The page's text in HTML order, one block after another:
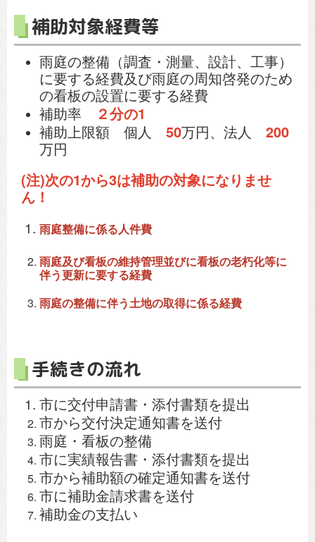
補助対象経費等
雨庭の整備（調査・測量、設計、工事）
に要する経費及び雨庭の周知啓発のため
の看板の設置に要する経費
補助率
２分の1
補助上限額 個人 50万円、法人 200
万円
(注)次の1から3は補助の対象になりませ
ん！
雨庭整備に係る人件費
雨庭及び看板の維持管理並びに看板の老朽化等に
伴う更新に要する経費
雨庭の整備に伴う土地の取得に係る経費
手続きの流れ
市に交付申請書・添付書類を提出
市から交付決定通知書を送付
雨庭・看板の整備
市に実績報告書・添付書類を提出
市から補助額の確定通知書を送付
市に補助金請求書を送付
補助金の支払い